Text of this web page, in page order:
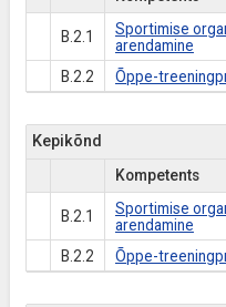
B.2.1
Sportimise
arendamine
B.2.2 Õppe-
Kepikõnd
Kompetents
B.2.1
Sportimise
arendamine
B.2.2 Õppe-